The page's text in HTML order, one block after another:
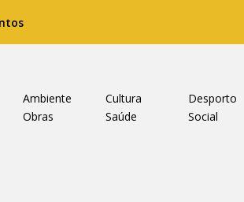
Ambiente Cultura Desporto
Obras
Saúde Social